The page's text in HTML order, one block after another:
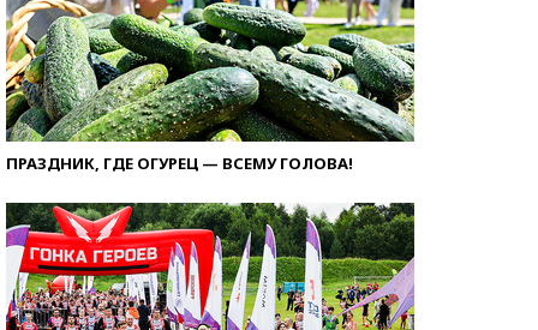
ПРАЗДНИК, ГДЕ ОГУРЕЦ — ВСЕМУ ГОЛОВА!